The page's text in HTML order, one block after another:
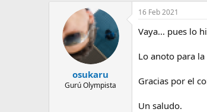
osukaru
Gurú Olympista
16 Feb 2021
Vaya... pues lo
Lo anoto para
Gracias por el
Un saludo.